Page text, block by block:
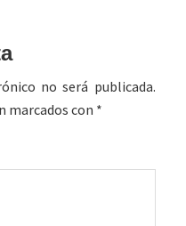
no será publicada.
marcados con *